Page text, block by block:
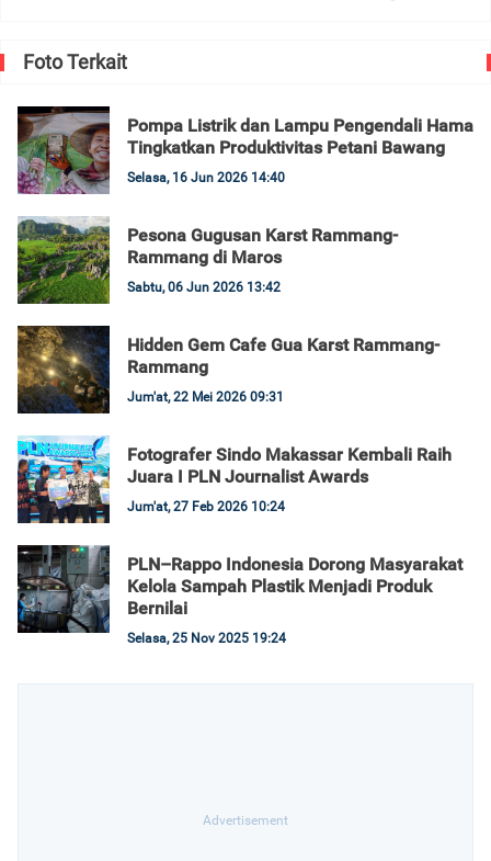
Foto Terkait
Pompa Listrik dan Lampu Pengendali Hama
Tingkatkan Produktivitas Petani Bawang
Selasa, 16 Jun 2026 14:40
Pesona Gugusan Karst Rammang-
Rammang di Maros
Sabtu, 06 Jun 2026 13:42
Hidden Gem Cafe Gua Karst Rammang-
Rammang
Jum'at, 22 Mei 2026 09:31
Fotografer Sindo Makassar Kembali Raih
Juara I PLN Journalist Awards
Jum'at, 27 Feb 2026 10:24
PLN–Rappo Indonesia Dorong Masyarakat
Kelola Sampah Plastik Menjadi Produk
Bernilai
Selasa, 25 Nov 2025 19:24